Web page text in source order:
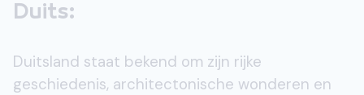
Duits:
Duitsland staat bekend om zijn rijke
geschiedenis, architectonische wonderen en